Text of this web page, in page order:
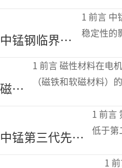
马氏体带的机
中锰钢临界区
退火后微观组
织变化分析
1 前言 中锰钢兼具高强度和高韧性而备受关注。其性能受二次奥氏体相的含量和
稳定性的
磁性
材料
1 前言 磁性材料在电机、电力电子和数据存储等许多领域起着重要作用。本文对磁性材料
（磁铁和软磁材料）
中锰第三代先进
高强度钢连续热
1 前言 第三代先进高强度钢（3G AHSS）兼具优于第一代AHSS的力学性能和
低于第
1 前言 镍马氏体时效钢真空钎焊是一项极具挑